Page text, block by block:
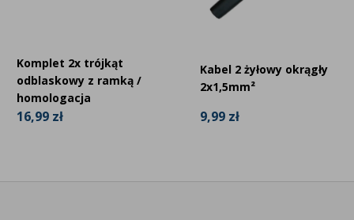
Komplet 2x trójkąt
odblaskowy z ramką /
homologacja
16,99 zł
Kabel 2 żyłowy okrągły
2x1,5mm²
9,99 zł